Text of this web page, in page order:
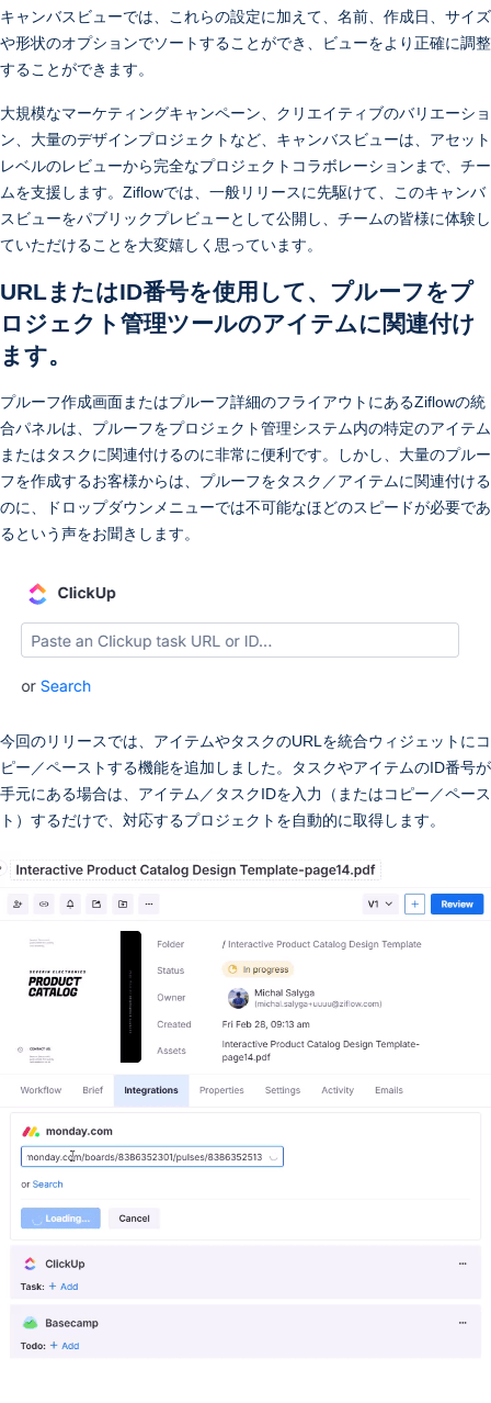
キャンバスビューでは、これらの設定に加えて、名前、作成日、サイズ
や形状のオプションでソートすることができ、ビューをより正確に調整
することができます。
大規模なマーケティングキャンペーン、クリエイティブのバリエーショ
ン、大量のデザインプロジェクトなど、キャンバスビューは、アセット
レベルのレビューから完全なプロジェクトコラボレーションまで、チー
ムを支援します。Ziflowでは、一般リリースに先駆けて、このキャンバ
スビューをパブリックプレビューとして公開し、チームの皆様に体験し
ていただけることを大変嬉しく思っています。
URLまたはID番号を使用して、プルーフをプ
ロジェクト管理ツールのアイテムに関連付け
ます。
プルーフ作成画面またはプルーフ詳細のフライアウトにあるZiflowの統
合パネルは、プルーフをプロジェクト管理システム内の特定のアイテム
またはタスクに関連付けるのに非常に便利です。しかし、大量のプルー
フを作成するお客様からは、プルーフをタスク／アイテムに関連付ける
のに、ドロップダウンメニューでは不可能なほどのスピードが必要であ
るという声をお聞きします。
今回のリリースでは、アイテムやタスクのURLを統合ウィジェットにコ
ピー／ペーストする機能を追加しました。タスクやアイテムのID番号が
手元にある場合は、アイテム／タスクIDを入力（またはコピー／ペース
ト）するだけで、対応するプロジェクトを自動的に取得します。